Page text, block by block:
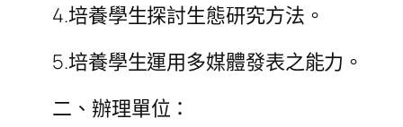
4.培養學生探討生態研究方法。
5.培養學生運用多媒體發表之能力。
二、辦理單位：